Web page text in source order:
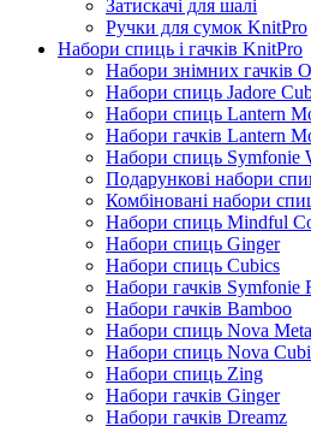
Затискачі для шалі
Ручки для сумок KnitPro
Набори спиць і гачків KnitPro
Набори знімних гачків
Набори спиць Jadore
Набори спиць Lantern
Набори гачків Lantern
Набори спиць Symfonie
Подарункові набори
Комбіновані набори
Набори спиць Mindful
Набори спиць Ginger
Набори спиць Cubics
Набори гачків Symfonie
Набори гачків Bamboo
Набори спиць Nova
Набори спиць Nova
Набори спиць Zing
Набори гачків Ginger
Набори гачків Dreamz